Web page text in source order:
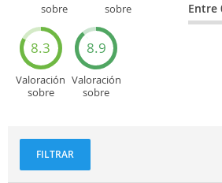
sobre
sobre
turísticos
8.3
Valoración
sobre
8.9
Valoración
sobre
Entre
FILTRAR